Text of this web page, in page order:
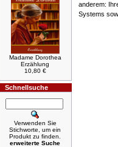
Madame Dorothea
Erzählung
10,80 €
Schnellsuche
Verwenden Sie
Stichworte, um ein
Produkt zu finden.
erweiterte Suche
anderem:
Systems